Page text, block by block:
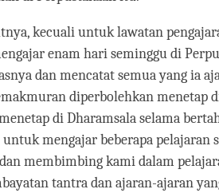
kecuali untuk lawatan
enam hari seminggu di
dan mencatat semua yang ia
diperbolehkan menetap
di Dharamsala selama
mengajar beberapa pelajaran
membimbing kami dalam
tantra dan ajaran-ajaran